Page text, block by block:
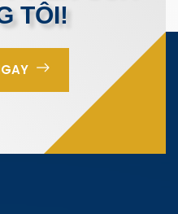
TÔI!